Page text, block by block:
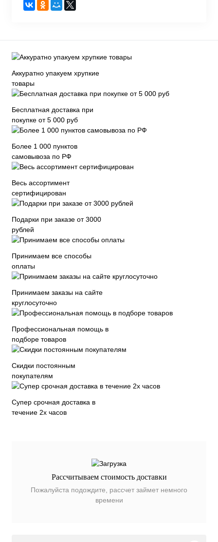
Аккуратно упакуем хрупкие
товары
Бесплатная доставка при
покупке от 5 000 руб
Более 1 000 пунктов
самовывоза по РФ
Весь ассортимент
сертифицирован
Подарки при заказе от 3000
рублей
Принимаем все способы
оплаты
Принимаем заказы на сайте
круглосуточно
Профессиональная помощь в
подборе товаров
Скидки постоянным
покупателям
Супер срочная доставка в
течение 2х часов
Рассчитываем стоимость доставки
Пожалуйста подождите, рассчет займет немного
времени